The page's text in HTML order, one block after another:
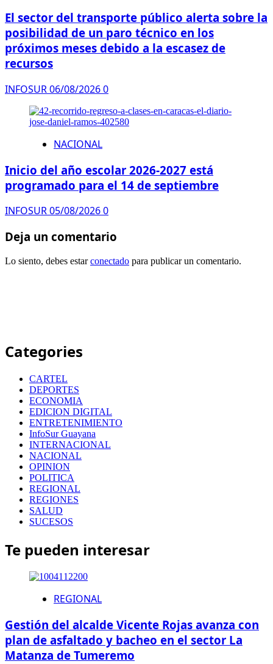
El sector del transporte público alerta sobre la
posibilidad de un paro técnico en los
próximos meses debido a la escasez de
recursos
INFOSUR06/08/20260
NACIONAL
Inicio del año escolar 2026-2027 está
programado para el 14 de septiembre
INFOSUR05/08/20260
Deja un comentario
Lo siento, debes estarconectado para publicar un comentario.
Categories
CARTEL
DEPORTES
ECONOMIA
EDICION DIGITAL
ENTRETENIMIENTO
InfoSur Guayana
INTERNACIONAL
NACIONAL
OPINION
POLITICA
REGIONAL
REGIONES
SALUD
SUCESOS
Te pueden interesar
REGIONAL
Gestión del alcalde Vicente Rojas avanza con
plan de asfaltado y bacheo en el sector La
Matanza de Tumeremo